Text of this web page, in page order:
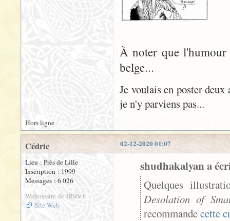
À noter que l'humour
belge...
Je voulais en poster
je n'y parviens pas...
Hors ligne
02-12-2020 01:07
Cédric
Lieu : Près de Lille
Inscription : 1999
Messages : 6 026
Webmestre de JRRVF
Site Web
shudhakalyan a
Quelques
Desolation of
recommandecette